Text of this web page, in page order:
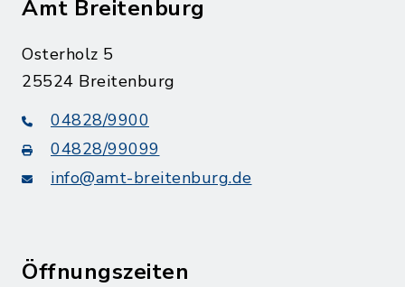
Amt Breitenburg
Osterholz 5
25524 Breitenburg
04828/9900
04828/99099
info@amt-breitenburg.de
Öffnungszeiten